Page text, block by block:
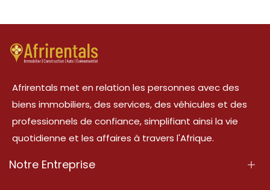
Afrirentals met en relation les personnes avec des
biens immobiliers, des services, des véhicules et des
professionnels de confiance, simplifiant ainsi la vie
quotidienne et les affaires à travers l'Afrique.
Notre Entreprise